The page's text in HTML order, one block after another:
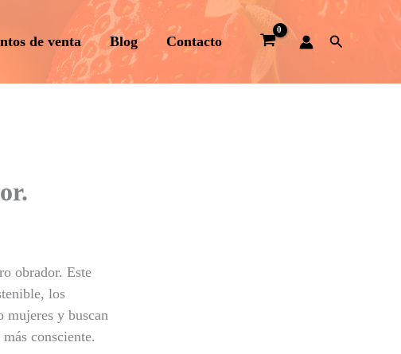
de venta Blog Contacto Buscar
obrador. Este
los
mujeres y buscan
consciente.